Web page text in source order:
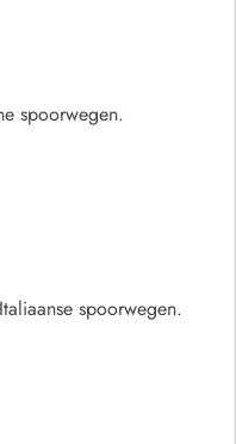
spoorwegen.
spoorwegen.